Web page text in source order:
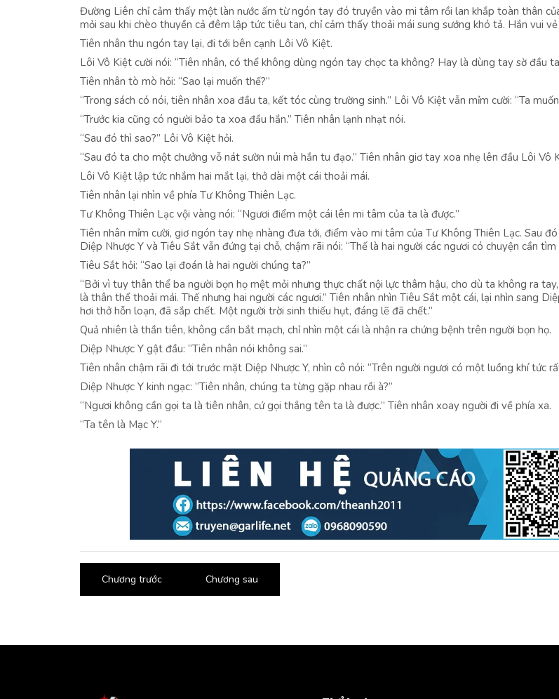
Đường Liên chỉ cảm thấy một làn nước ấm từ ngón tay đó truyền vào mi tâm rồi lan khắp toàn thân
mỏi sau khi chèo thuyền cả đêm lập tức tiêu tan, chỉ cảm thấy thoải mái sung sướng khó tả. Hắn vui
Tiên nhân thu ngón tay lại, đi tới bên cạnh Lôi Vô Kiệt.
Lôi Vô Kiệt cười nói: “Tiên nhân, có thể không dùng ngón tay chọc ta không? Hay là dùng tay sờ đầu
Tiên nhân tò mò hỏi: “Sao lại muốn thế?”
“Trong sách có nói, tiên nhân xoa đầu ta, kết tóc cùng trường sinh.” Lôi Vô Kiệt vẫn mỉm cười: “Ta
“Trước kia cũng có người bảo ta xoa đầu hắn.” Tiên nhân lạnh nhạt nói.
“Sau đó thì sao?” Lôi Vô Kiệt hỏi.
“Sau đó ta cho một chưởng vỗ nát sườn núi mà hắn tu đạo.” Tiên nhân giơ tay xoa nhẹ lên đầu Lôi Vô
Lôi Vô Kiệt lập tức nhắm hai mắt lại, thở dài một cái thoải mái.
Tiên nhân lại nhìn về phía Tư Không Thiên Lạc.
Tư Không Thiên Lạc vội vàng nói: “Ngươi điểm một cái lên mi tâm của ta là được.”
Tiên nhân mỉm cười, giơ ngón tay nhẹ nhàng đưa tới, điểm vào mi tâm của Tư Không Thiên Lạc. Sau
Diệp Nhược Y và Tiêu Sắt vẫn đứng tại chỗ, chậm rãi nói: “Thế là hai người các ngươi có chuyện cần tìm
Tiêu Sắt hỏi: “Sao lại đoán là hai người chúng ta?”
“Bởi vì tuy thân thể ba người bọn họ mệt mỏi nhưng thực chất nội lực thâm hậu, cho dù ta không ra
là thân thể thoải mái. Thế nhưng hai người các ngươi.” Tiên nhân nhìn Tiêu Sắt một cái, lại nhìn sang
hơi thở hỗn loạn, đã sắp chết. Một người trời sinh thiếu hụt, đáng lẽ đã chết.”
Quả nhiên là thần tiên, không cần bắt mạch, chỉ nhìn một cái là nhận ra chứng bệnh trên người bọn họ.
Diệp Nhược Y gật đầu: “Tiên nhân nói không sai.”
Tiên nhân chậm rãi đi tới trước mặt Diệp Nhược Y, nhìn cô nói: “Trên người ngươi có một luồng khí tức
Diệp Nhược Y kinh ngạc: “Tiên nhân, chúng ta từng gặp nhau rồi à?”
“Ngươi không cần gọi ta là tiên nhân, cứ gọi thẳng tên ta là được.” Tiên nhân xoay người đi về phía xa.
“Ta tên là Mạc Y.”
Chương trước Chương sau